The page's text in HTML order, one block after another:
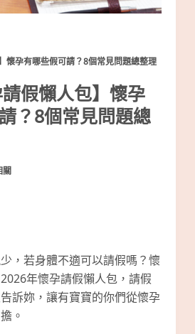
懷孕有哪些假可請？8個常見問題總整理
請假懶人包】懷孕
？8個常見問題總
關
，若身體不適可以請假嗎？懷
年懷孕請假懶人包，請假
訴妳，讓有寶寶的你們從懷孕
。